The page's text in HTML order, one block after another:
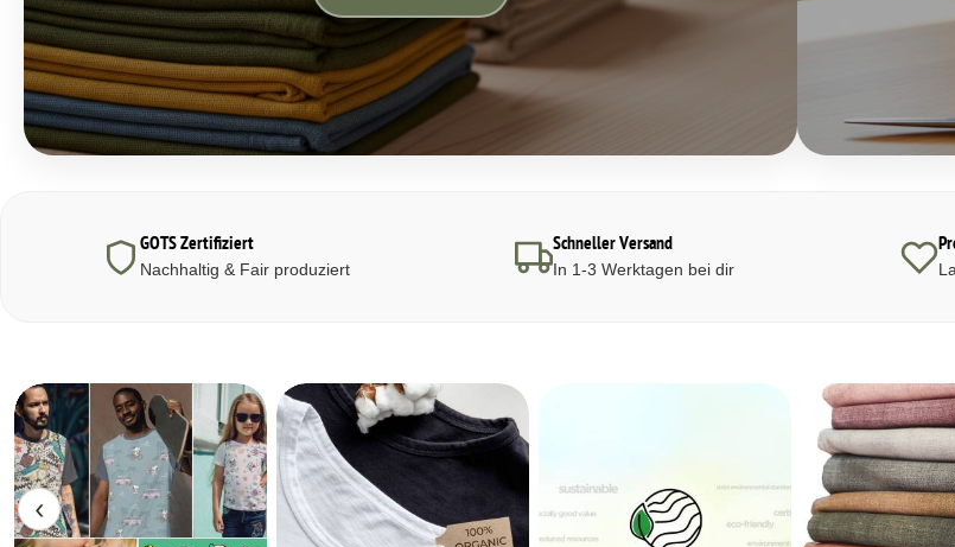
GOTS Zertifiziert
Nachhaltig & Fair produziert
Schneller Versand
In 1-3 Werktagen bei dir
‹